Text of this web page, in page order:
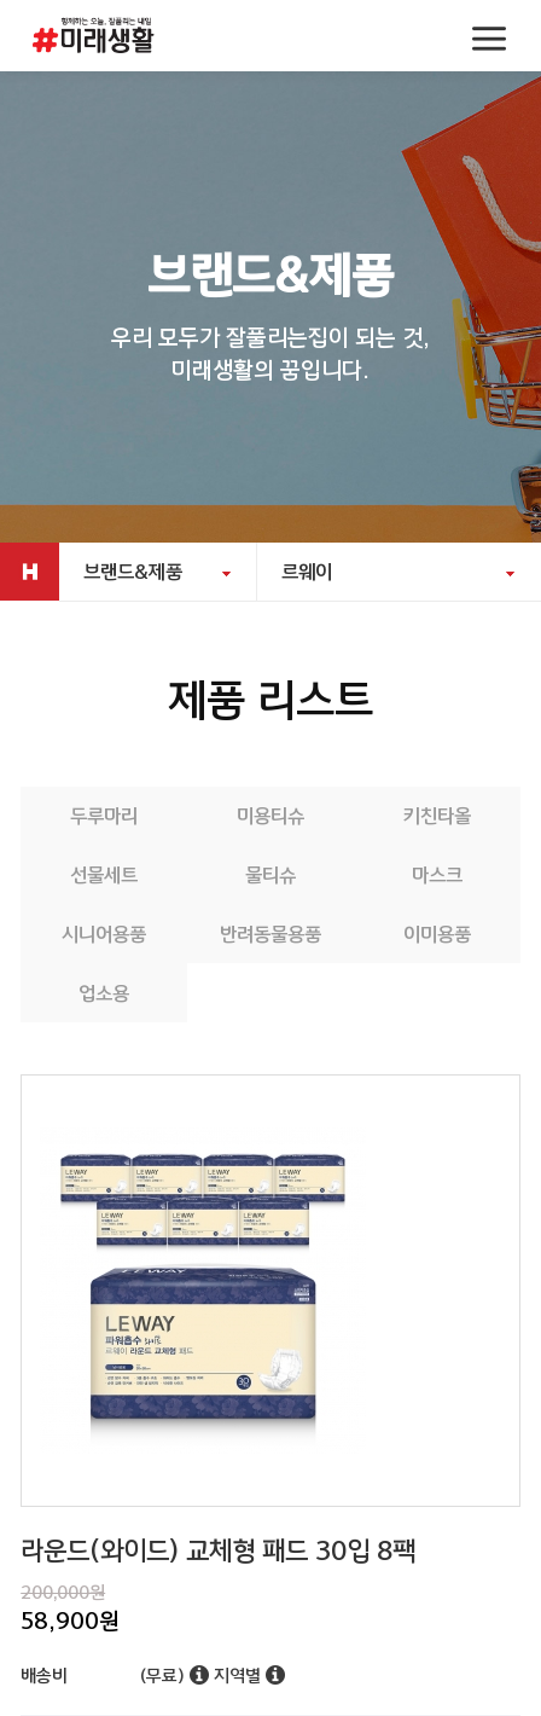
브랜드&제품
우리 모두가 잘풀리는집이 되는 것,
미래생활의 꿈입니다.
브랜드&제품 르웨이
제품 리스트
두루마리 미용티슈 키친타올
선물세트 물티슈 마스크
시니어용품 반려동물용품 이미용품
업소용
라운드(와이드) 교체형 패드 30입 8팩
200,000원
58,900원
배송비 (무료) 지역별